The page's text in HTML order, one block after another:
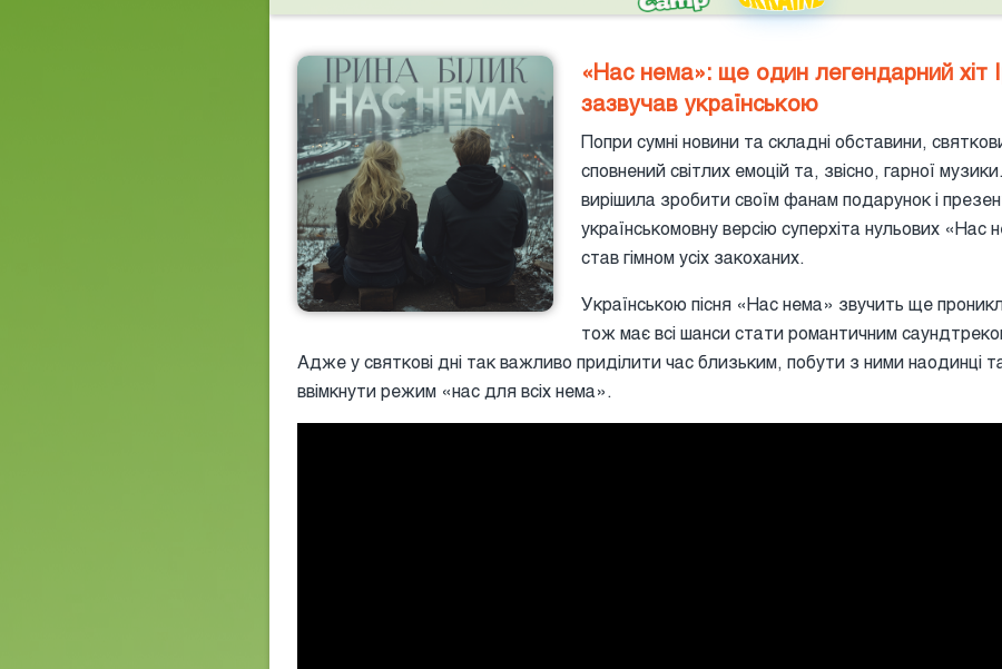
«Нас нема»: ще один легендарний хіт
зазвучав українською
Попри сумні новини та складні обставини,
сповнений світлих емоцій та, звісно, гарної
вирішила зробити своїм фанам подарунок і
українськомовну версію суперхіта нульових «Нас
став гімном усіх закоханих.
Українською пісня «Нас нема» звучить ще
тож має всі шанси стати романтичним
Адже у святкові дні так важливо приділити час близьким, побути з ними наодинці
ввімкнути режим «нас для всіх нема».